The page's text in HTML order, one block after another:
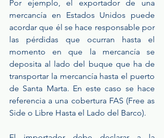
Por ejemplo, el exportador de una
mercancía en Estados Unidos puede
acordar que él se hace responsable por
las pérdidas que ocurran hasta el
momento en que la mercancía se
deposita al lado del buque que ha de
transportar la mercancía hasta el puerto
de Santa Marta. En este caso se hace
referencia a una cobertura FAS (Free as
Side o Libre Hasta el Lado del Barco).